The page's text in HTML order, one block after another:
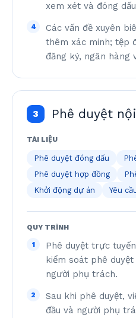
xem xét và đóng
4
Các vấn đề xuyên
thêm xác minh; tệp
đăng ký, ngân hàng
3 Phê duyệt
TÀI LIỆU
Phê duyệt đóng dấu
Phê duyệt hợp đồng
Khởi động dự án
Yêu
QUY TRÌNH
1
Phê duyệt trực
kiểm soát phê duyệt
người phụ trách.
2
Sau khi phê duyệt,
đầu và người phụ